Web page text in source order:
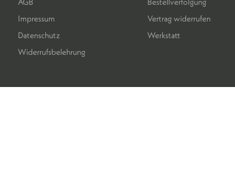
Impressum
Datenschutz
Widerrufsbelehrung
Vertrag widerrufen
Werkstatt